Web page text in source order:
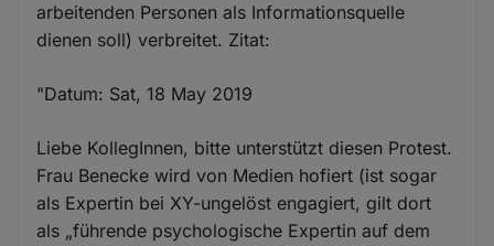
arbeitenden Personen als Informationsquelle
dienen soll) verbreitet. Zitat:
"Datum: Sat, 18 May 2019
Liebe KollegInnen, bitte unterstützt diesen Protest.
Frau Benecke wird von Medien hofiert (ist sogar
als Expertin bei XY-ungelöst engagiert, gilt dort
als „führende psychologische Expertin auf dem